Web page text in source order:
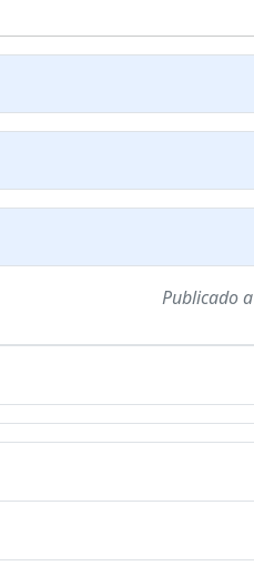
Publicado a